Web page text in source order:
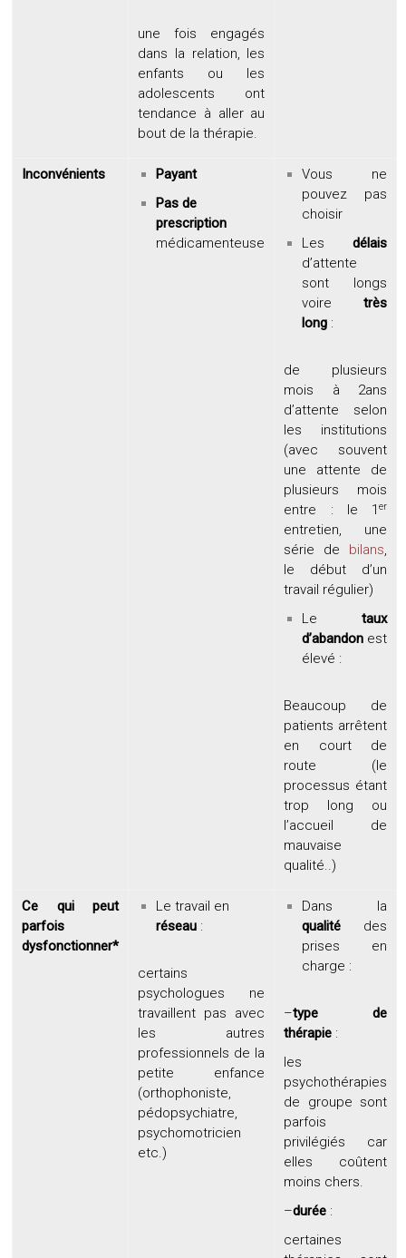
une fois engagés
dans la relation, les
enfants ou les
adolescents ont
tendance à aller au
bout de la thérapie.
Inconvénients
Payant
Pas de
prescription
médicamenteuse
Vous ne
pouvez pas
choisir
Lesdélais
d’attente
sont longs
voiretrès
long :
de plusieurs
mois à 2ans
d’attente selon
les institutions
(avec souvent
une attente de
plusieurs mois
entre : le 1er
entretien, une
série de bilans,
le début d’un
travail régulier)
Letaux
d’abandon est
élevé :
Beaucoup de
patients arrêtent
en court de
route (le
processus étant
trop long ou
l’accueil de
mauvaise
qualité..)
Ce qui peut
parfois
dysfonctionner*
Le travail en
réseau :
certains
psychologues ne
travaillent pas avec
les autres
professionnels de la
petite enfance
(orthophoniste,
pédopsychiatre,
psychomotricien
etc.)
Dans la
qualité des
prises en
charge :
–type de
thérapie :
les
psychothérapies
de groupe sont
parfois
privilégiés car
elles coûtent
moins chers.
–durée :
certaines